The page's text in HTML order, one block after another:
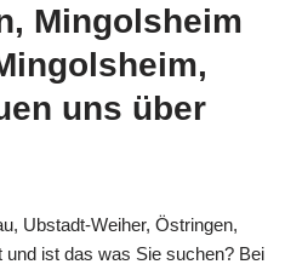
Mingolsheim
uns über
Ubstadt-Weiher, Östringen,
ist das was Sie suchen? Bei